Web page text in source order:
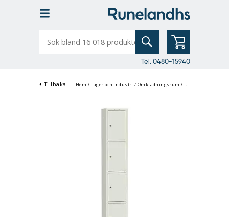
bland
Tel. 0480-15940
Tillbaka | Hem / Lager och industri / Omklädningsrum /